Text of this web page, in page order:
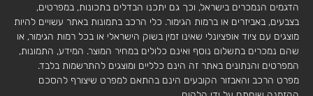
הדגמים הנמכרים בישראל, וכך גם יתכנו הבדלים בתכונות, במפרטים,
בצבעים, באביזרים או ברמות הגימור. כלי הרכב בתמונות באתר עשויים להיות
מוצגים עם ציוד אופציונלי שאינו זמין בשוק הישראלי או בכל רמות הגימור, או
שהם נמכרים בתשלום נוסף ואינם כלולים במחיר המוצר. המידע, התמונות,
המפרטים והנתונים באתר זה הינם כלליים ומוצגים להתרשמות בלבד.
מפרט הרכב והאבזור הקובעים הינם בהתאם למפרט שיצורף להסכם